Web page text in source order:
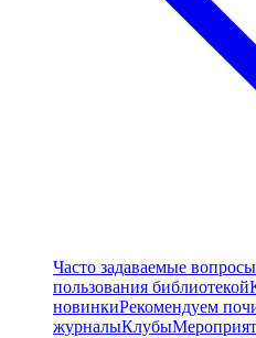
Часто задаваемые вопросы
пользования библиотекой
новинкиРекомендуем
журналыКлубы